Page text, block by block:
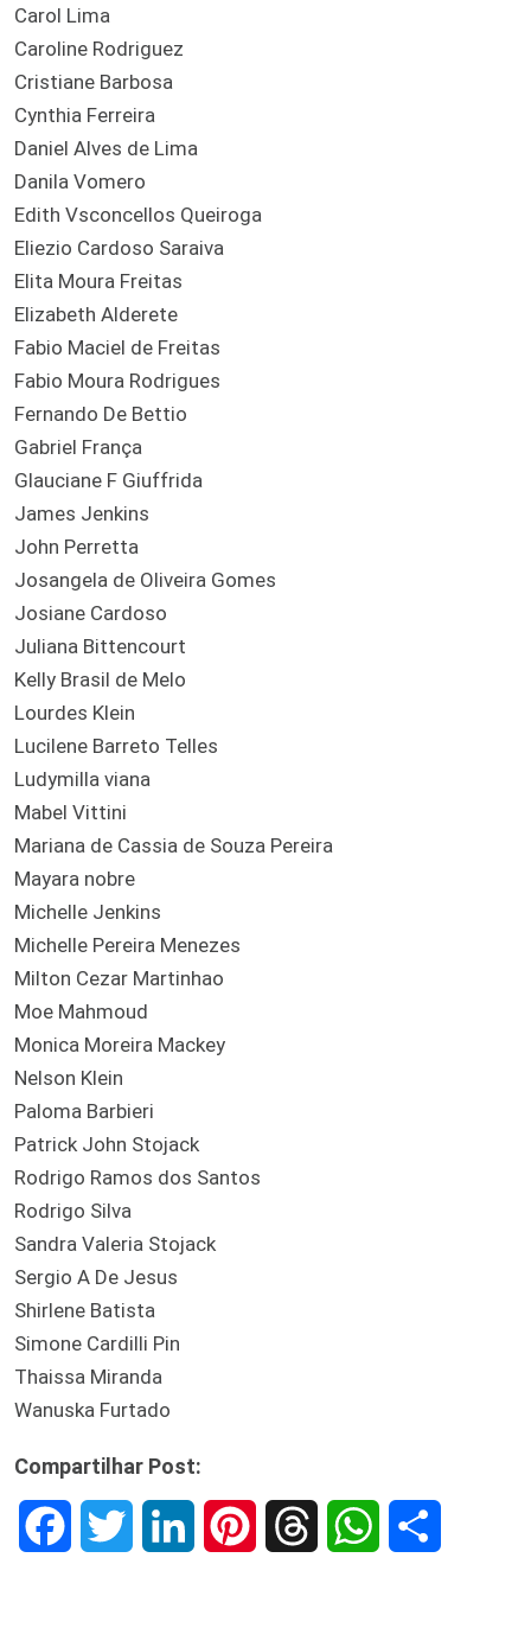
Carol Lima
Caroline Rodriguez
Cristiane Barbosa
Cynthia Ferreira
Daniel Alves de Lima
Danila Vomero
Edith Vsconcellos Queiroga
Eliezio Cardoso Saraiva
Elita Moura Freitas
Elizabeth Alderete
Fabio Maciel de Freitas
Fabio Moura Rodrigues
Fernando De Bettio
Gabriel França
Glauciane F Giuffrida
James Jenkins
John Perretta
Josangela de Oliveira Gomes
Josiane Cardoso
Juliana Bittencourt
Kelly Brasil de Melo
Lourdes Klein
Lucilene Barreto Telles
Ludymilla viana
Mabel Vittini
Mariana de Cassia de Souza Pereira
Mayara nobre
Michelle Jenkins
Michelle Pereira Menezes
Milton Cezar Martinhao
Moe Mahmoud
Monica Moreira Mackey
Nelson Klein
Paloma Barbieri
Patrick John Stojack
Rodrigo Ramos dos Santos
Rodrigo Silva
Sandra Valeria Stojack
Sergio A De Jesus
Shirlene Batista
Simone Cardilli Pin
Thaissa Miranda
Wanuska Furtado
Compartilhar Post: